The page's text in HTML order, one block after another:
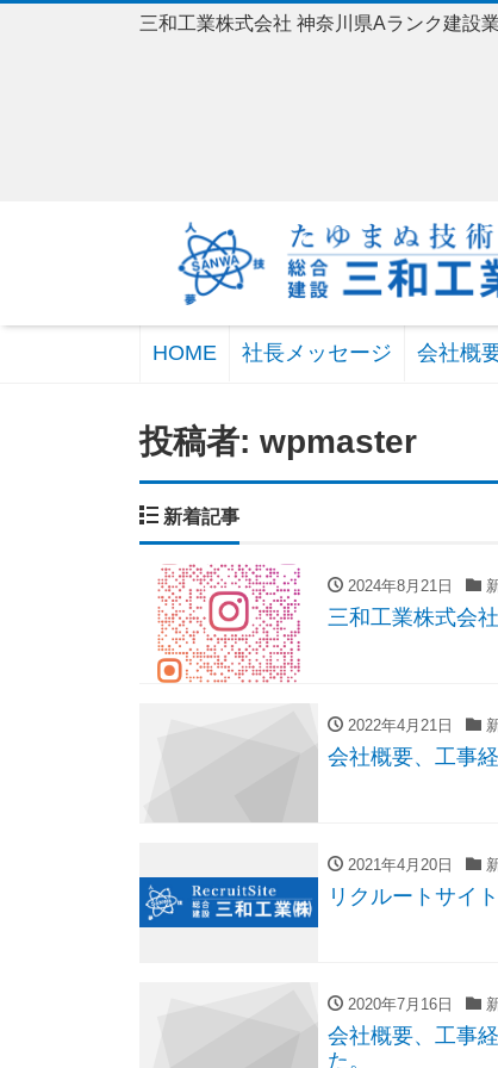
三和工業株式会社 神奈川県Aランク建設
HOME 社長メッセージ 会社概
投稿者: wpmaster
新着記事
2024年8月21日
三和工業株式会
2022年4月21日
会社概要、工事
2021年4月20日
リクルートサイ
2020年7月16日
会社概要、工事
た。